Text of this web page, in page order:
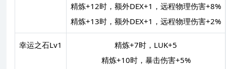
精炼+12时，额外DEX+1，远程物理伤害+8%
精炼+13时，额外DEX+1，远程物理伤害+2%
幸运之石Lv1
精炼+7时，LUK+5
精炼+10时，暴击伤害+5%